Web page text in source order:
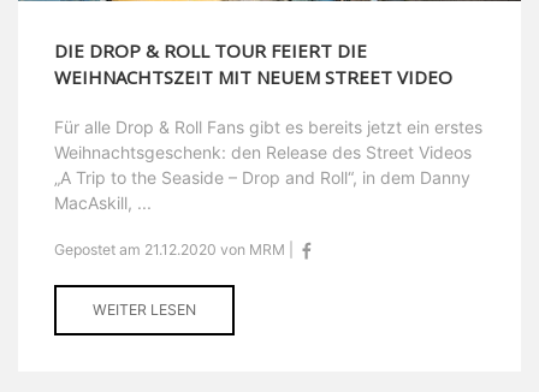
DIE DROP & ROLL TOUR FEIERT DIE
WEIHNACHTSZEIT MIT NEUEM STREET VIDEO
Für alle Drop & Roll Fans gibt es bereits jetzt ein erstes
Weihnachtsgeschenk: den Release des Street Videos
„A Trip to the Seaside – Drop and Roll“, in dem Danny
MacAskill, ...
Gepostet am 21.12.2020 von MRM |
WEITER LESEN